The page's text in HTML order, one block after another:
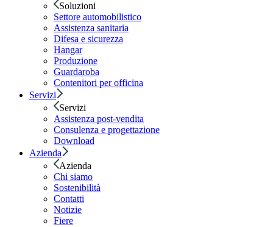
Soluzioni
Settore automobilistico
Assistenza sanitaria
Difesa e sicurezza
Hangar
Produzione
Guardaroba
Contenitori per officina
Servizi
Servizi
Assistenza post-vendita
Consulenza e progettazione
Download
Azienda
Azienda
Chi siamo
Sostenibilità
Contatti
Notizie
Fiere